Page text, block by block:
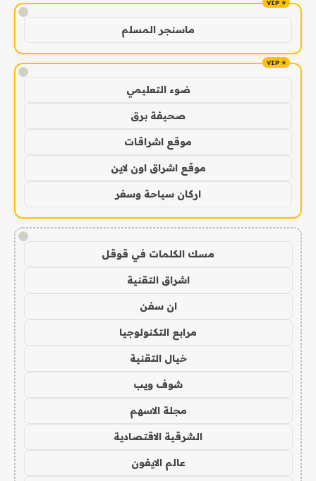
!
ماسنجر المسلم
!
ضوء التعليمي
صحيفة برق
موقع اشراقات
موقع اشراق اون لاين
اركان سياحة وسفر
!
مسك الكلمات في قوقل
اشراق التقنية
ان سفن
مرابع التكنولوجيا
خيال التقنية
شوف ويب
مجلة الاسهم
الشرقية الاقتصادية
عالم الايفون